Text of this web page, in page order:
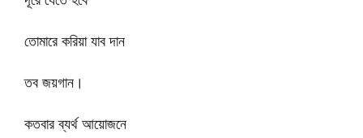
তোমারে করিয়া যাব দান
তব জয়গান।
কতবার ব্যর্থ আয়োজনে